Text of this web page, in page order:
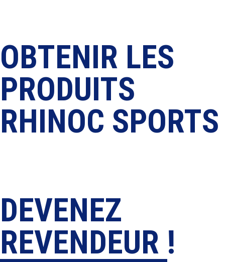
OBTENIR LES
PRODUITS
RHINOC SPORTS
DEVENEZ
REVENDEUR !